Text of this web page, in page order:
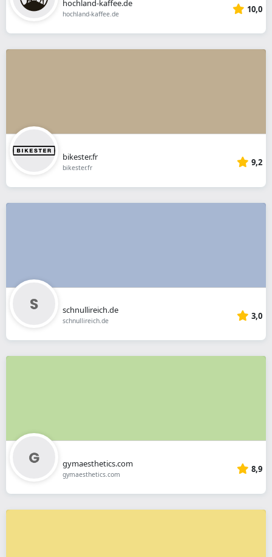
hochland-kaffee.de
hochland-kaffee.de 10,0
bikester.fr
bikester.fr 9,2
schnullireich.de
schnullireich.de 3,0
gymaesthetics.com
gymaesthetics.com 8,9